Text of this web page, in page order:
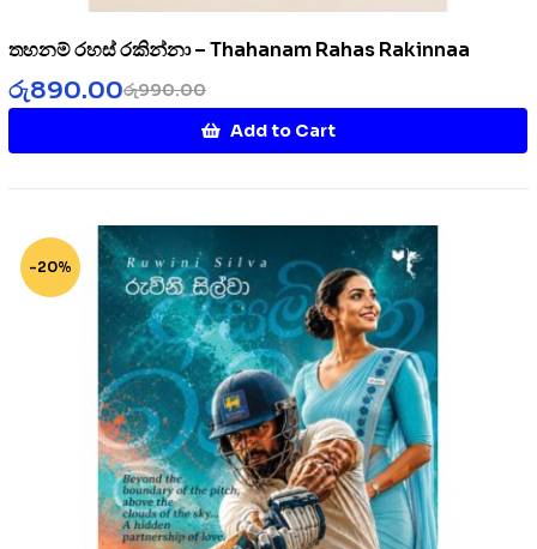
තහනම් රහස් රකින්නා – Thahanam Rahas Rakinnaa
රු990.00
රු890.00
Add to Cart
-20%